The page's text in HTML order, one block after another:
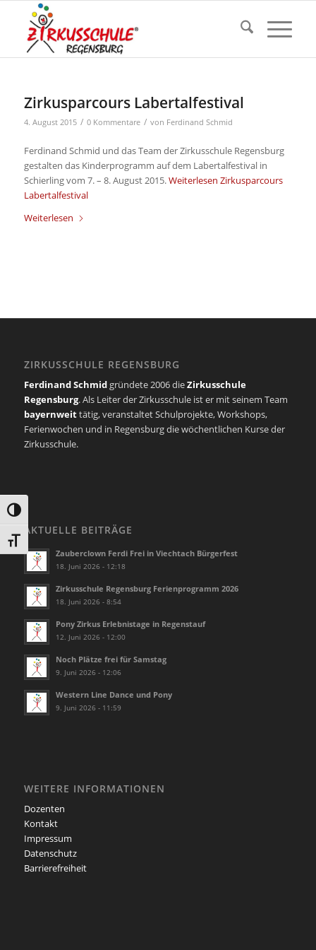
Umschalten auf hohe Kontraste
Schrift vergrößern
Zirkusparcours Labertalfestival
4. August 2015 / 0 Kommentare / von Ferdinand Schmid
Ferdinand Schmid und das Team der Zirkusschule Regensburg
gestalten das Kinderprogramm auf dem Labertalfestival in
Schierling vom 7. – 8. August 2015.Weiterlesen Zirkusparcours
Labertalfestival
Weiterlesen
ZIRKUSSCHULE REGENSBURG
Ferdinand Schmidgründete 2006 dieZirkusschule
Regensburg. Als Leiter der Zirkusschule ist er mit seinem Team
bayernweittätig, veranstaltet Schulprojekte, Workshops,
Ferienwochen und in Regensburg die wöchentlichen Kurse der
Zirkusschule.
AKTUELLE BEITRÄGE
Zauberclown Ferdi Frei in Viechtach Bürgerfest
18. Juni 2026 - 12:18
Zirkusschule Regensburg Ferienprogramm 2026
18. Juni 2026 - 8:54
Pony Zirkus Erlebnistage in Regenstauf
12. Juni 2026 - 12:00
Noch Plätze frei für Samstag
9. Juni 2026 - 12:06
Western Line Dance und Pony
9. Juni 2026 - 11:59
WEITERE INFORMATIONEN
Dozenten
Kontakt
Impressum
Datenschutz
Barrierefreiheit